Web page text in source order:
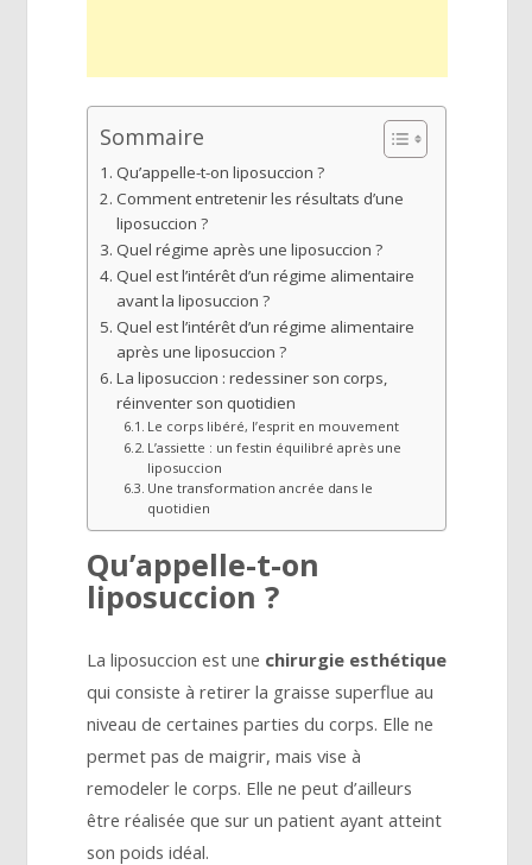
Sommaire
Qu’appelle-t-on liposuccion ?
Comment entretenir les résultats d’une
liposuccion ?
Quel régime après une liposuccion ?
Quel est l’intérêt d’un régime alimentaire
avant la liposuccion ?
Quel est l’intérêt d’un régime alimentaire
après une liposuccion ?
La liposuccion : redessiner son corps,
réinventer son quotidien
Le corps libéré, l’esprit en mouvement
L’assiette : un festin équilibré après une
liposuccion
Une transformation ancrée dans le
quotidien
Qu’appelle-t-on
liposuccion ?
La liposuccion est une chirurgie esthétique
qui consiste à retirer la graisse superflue au
niveau de certaines parties du corps. Elle ne
permet pas de maigrir, mais vise à
remodeler le corps. Elle ne peut d’ailleurs
être réalisée que sur un patient ayant atteint
son poids idéal.